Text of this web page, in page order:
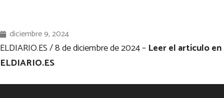
diciembre 9, 2024
ELDIARIO.ES / 8 de diciembre de 2024 – Leer el artículo en
ELDIARIO.ES